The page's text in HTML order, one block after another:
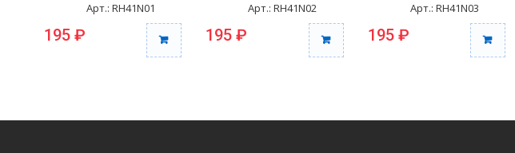
Арт.: RH41N01
195 ₽
Арт.: RH41N02
195 ₽
Арт.: RH41N03
195 ₽